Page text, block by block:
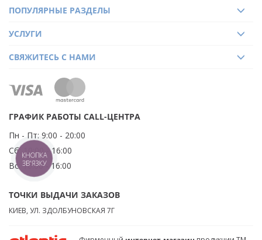
ПОПУЛЯРНЫЕ РАЗДЕЛЫ
УСЛУГИ
ГРАФИК РАБОТЫ CALL-ЦЕНТРА
Пн - Пт: 9:00 - 20:00
Сб:10:00 - 16:00
Вс:10:00 - 16:00
ТОЧКИ ВЫДАЧИ ЗАКАЗОВ
КИЕВ, УЛ. ЗДОЛБУНОВСКАЯ 7Г
СВЯЖИТЕСЬ С НАМИ
КНОПКА
ЗВ'ЯЗКУ